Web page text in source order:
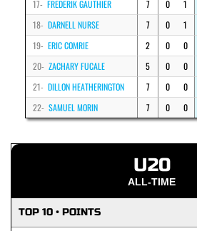
17- FREDERIK GAUTHIER 7 0 1
18- DARNELL NURSE 7 0 1
19- ERIC COMRIE 2 0 0
20- ZACHARY FUCALE 5 0 0
21- DILLON HEATHERINGTON 7 0 0
22- SAMUEL MORIN 7 0 0
U20
ALL-TIME
TOP 10 • POINTS